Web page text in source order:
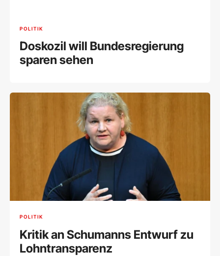
POLITIK
Doskozil will Bundesregierung
sparen sehen
POLITIK
Kritik an Schumanns Entwurf zu
Lohntransparenz